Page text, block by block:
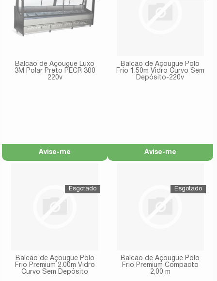
Balcão de Açougue Luxo
3M Polar Preto PECR 300
220v
Avise-me
Balcão de Açougue Polo
Frio 1.50m Vidro Curvo Sem
Depósito-220v
Avise-me
Balcão de Açougue Polo
Frio Premium 2.00m Vidro
Curvo Sem Depósito
Balcão de Açougue Polo
Frio Premium Compacto
2,00 m